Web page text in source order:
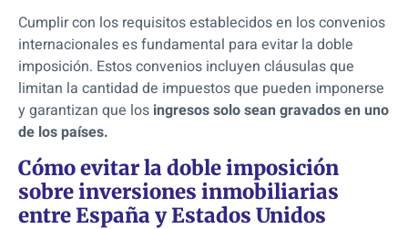
Cumplir con los requisitos establecidos en los convenios
internacionales es fundamental para evitar la doble
imposición. Estos convenios incluyen cláusulas que
limitan la cantidad de impuestos que pueden imponerse
y garantizan que los ingresos solo sean gravados en uno
de los países.
Cómo evitar la doble imposición
sobre inversiones inmobiliarias
entre España y Estados Unidos